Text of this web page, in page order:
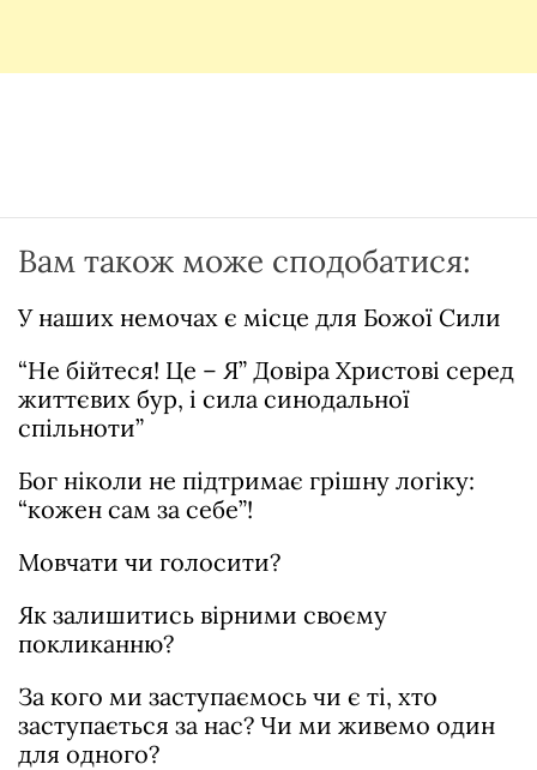
Вам також може сподобатися:
У наших немочах є місце для Божої Сили
“Не бійтеся! Це – Я” Довіра Христові серед
життєвих бур, і сила синодальної
спільноти”
Бог ніколи не підтримає грішну логіку:
“кожен сам за себе”!
Мовчати чи голосити?
Як залишитись вірними своєму
покликанню?
За кого ми заступаємось чи є ті, хто
заступається за нас? Чи ми живемо один
для одного?